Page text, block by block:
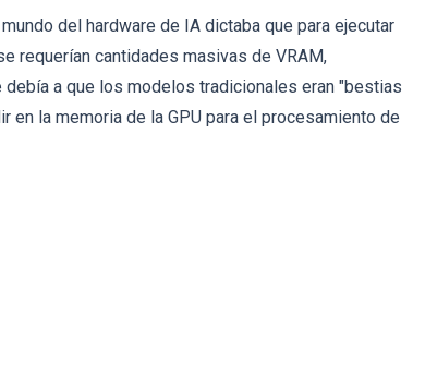
del hardware de IA dictaba que para ejecutar
requerían cantidades masivas de VRAM,
debía a que los modelos tradicionales eran "bestias
la memoria de la GPU para el procesamiento de